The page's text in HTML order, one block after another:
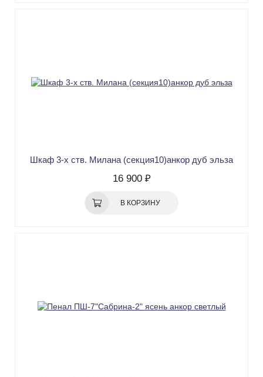
Шкаф 3-х ств. Милана (секция10)анкор дуб эльза
16 900 ₽
В КОРЗИНУ